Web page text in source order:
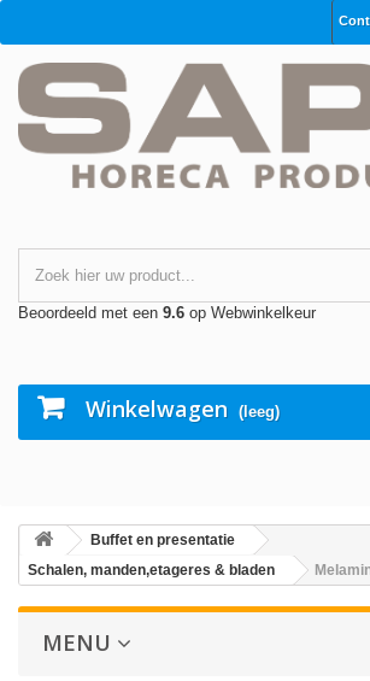
Beoordeeld met een 9.6 op Webwinkelkeur
Winkelwagen (leeg)
Buffet en presentatie
Schalen, manden,etageres & bladen
MENU